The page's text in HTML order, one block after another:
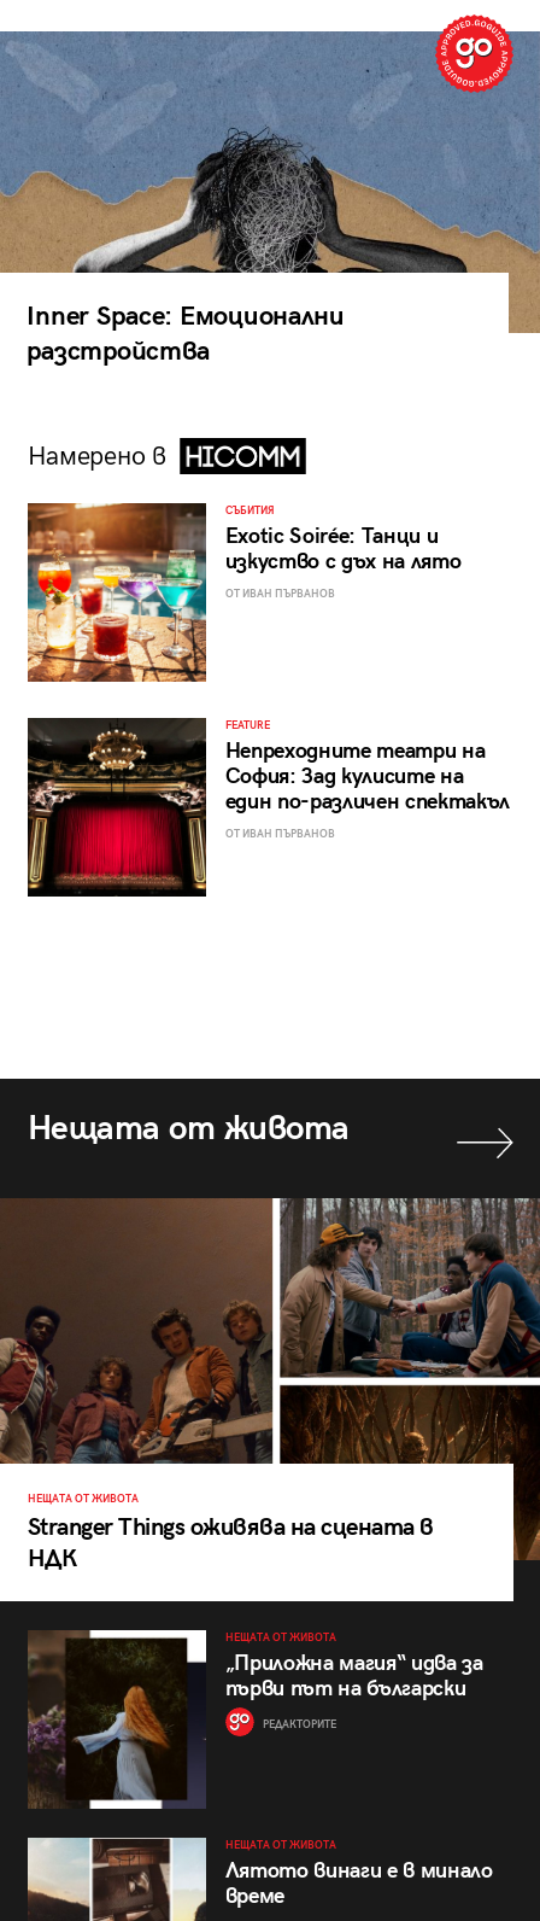
Inner Space: Емоционални
разстройства
Намерено в
СЪБИТИЯ
Exotic Soirée: Танци и
изкуство с дъх на лято
ОТ ИВАН ПЪРВАНОВ
FEATURE
Непреходните театри на
София: Зад кулисите на
един по-различен спектакъл
ОТ ИВАН ПЪРВАНОВ
Нещата от живота
НЕЩАТА ОТ ЖИВОТА
Stranger Things оживява на сцената в
НДК
НЕЩАТА ОТ ЖИВОТА
„Приложна магия“ идва за
първи път на български
РЕДАКТОРИТЕ
НЕЩАТА ОТ ЖИВОТА
Лятото винаги е в минало
време